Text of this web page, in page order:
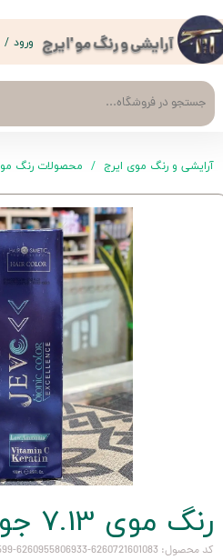
آرایشی و رنگ مو 'ایرج ورود /
حساب کاربری من
تغییر گذر واژه
سفارشات
خروج از حساب کاربری
آرایشی و رنگ موی ایرج محصولات رنگ
رنگ موی 7.13 جوو
کد محصول: 6260721601083-6260955806933-6262364901599-7/13